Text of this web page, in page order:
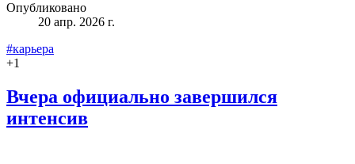
Опубликовано
20 апр. 2026 г.
#карьера
+1
Вчера официально завершился
интенсив